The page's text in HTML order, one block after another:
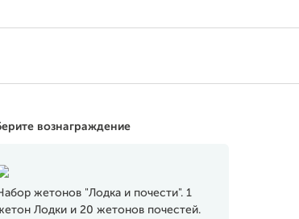
вознаграждение
жетонов "Лодка и почести". 1
Лодки и 20 жетонов почестей.